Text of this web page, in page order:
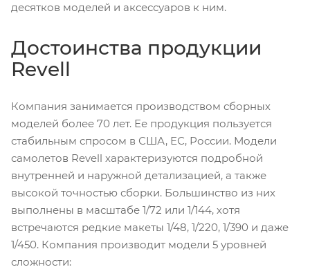
десятков моделей и аксессуаров к ним.
Достоинства продукции
Revell
Компания занимается производством сборных
моделей более 70 лет. Ее продукция пользуется
стабильным спросом в США, ЕС, России. Модели
самолетов Revell характеризуются подробной
внутренней и наружной детализацией, а также
высокой точностью сборки. Большинство из них
выполнены в масштабе 1/72 или 1/144, хотя
встречаются редкие макеты 1/48, 1/220, 1/390 и даже
1/450. Компания производит модели 5 уровней
сложности: